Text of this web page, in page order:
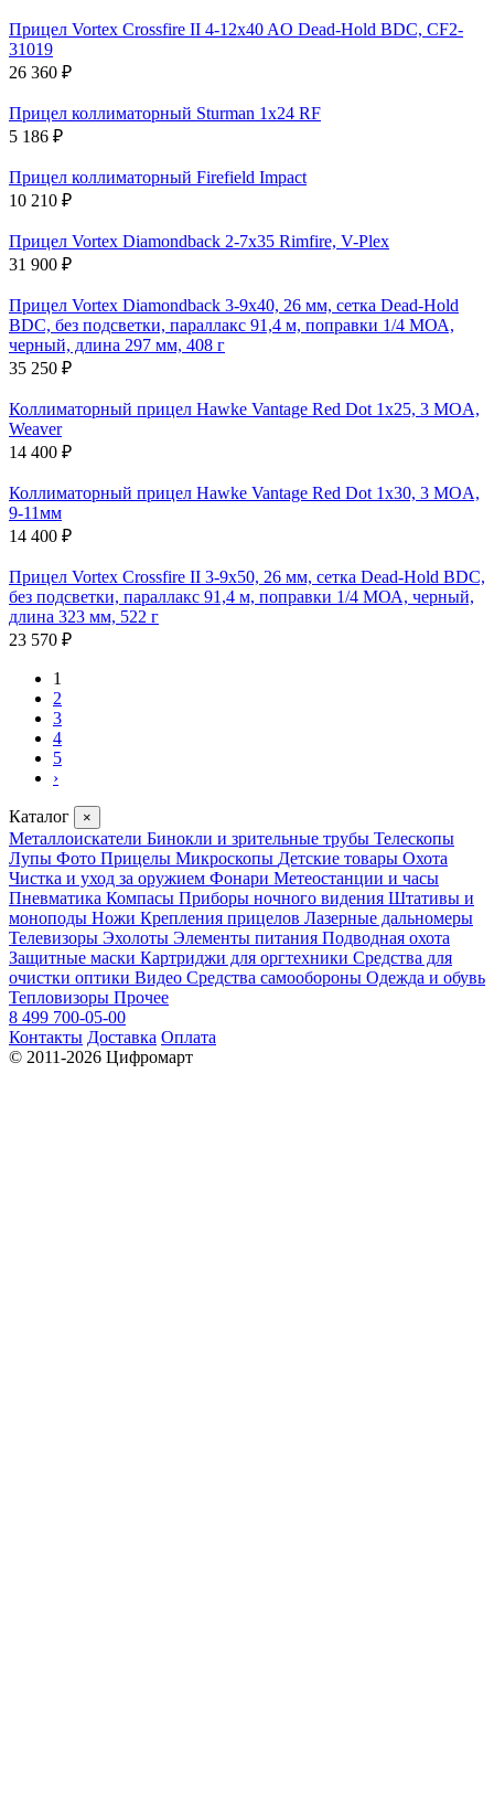
Прицел Vortex Crossfire II 4-12x40 AO Dead-Hold BDC, CF2-
31019
26 360 ₽
Прицел коллиматорный Sturman 1x24 RF
5 186 ₽
Прицел коллиматорный Firefield Impact
10 210 ₽
Прицел Vortex Diamondback 2-7x35 Rimfire, V-Plex
31 900 ₽
Прицел Vortex Diamondback 3-9x40, 26 мм, сетка Dead-Hold
BDC, без подсветки, параллакс 91,4 м, поправки 1/4 МОА,
черный, длина 297 мм, 408 г
35 250 ₽
Коллиматорный прицел Hawke Vantage Red Dot 1x25, 3 MOA,
Weaver
14 400 ₽
Коллиматорный прицел Hawke Vantage Red Dot 1x30, 3 MOA,
9-11мм
14 400 ₽
Прицел Vortex Crossfire II 3-9x50, 26 мм, сетка Dead-Hold BDC,
без подсветки, параллакс 91,4 м, поправки 1/4 МОА, черный,
длина 323 мм, 522 г
23 570 ₽
1
2
3
4
5
›
Каталог ×
Металлоискатели Бинокли и зрительные трубы Телескопы
Лупы Фото Прицелы Микроскопы Детские товары Охота
Чистка и уход за оружием Фонари Метеостанции и часы
Пневматика Компасы Приборы ночного видения Штативы и
моноподы Ножи Крепления прицелов Лазерные дальномеры
Телевизоры Эхолоты Элементы питания Подводная охота
Защитные маски Картриджи для оргтехники Средства для
очистки оптики Видео Средства самообороны Одежда и обувь
Тепловизоры Прочее
8 499 700-05-00
Контакты Доставка Оплата
© 2011-2026 Цифромарт